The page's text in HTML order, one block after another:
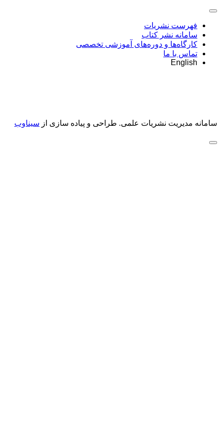
فهرست نشریات
سامانه نشر کتاب
کارگاه‌ها و دوره‌های آموزشی تخصصی
تماس با ما
English
سامانه مدیریت نشریات علمی. طراحی و پیاده سازی از سیناوب